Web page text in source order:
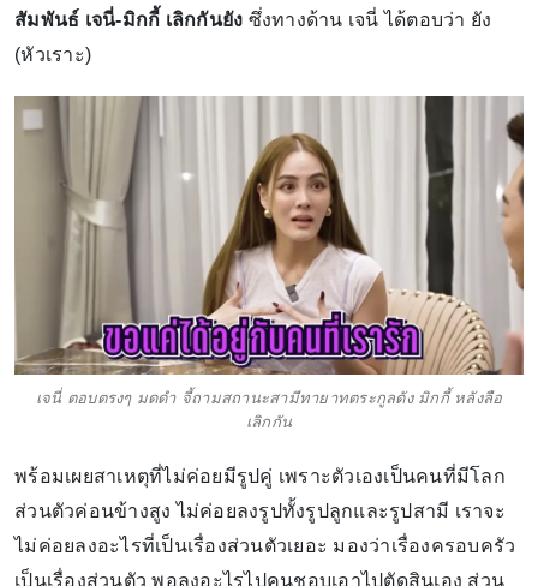
สัมพันธ์ เจนี่-มิกกี้ เลิกกันยัง ซึ่งทางด้าน เจนี่ ได้ตอบว่า ยัง
(หัวเราะ)
เจนี่ ตอบตรงๆ มดดำ จี้ถามสถานะสามีทายาทตระกูลดัง มิกกี้ หลังลือ
เลิกกัน
พร้อมเผยสาเหตุที่ไม่ค่อยมีรูปคู่ เพราะตัวเองเป็นคนที่มีโลก
ส่วนตัวค่อนข้างสูง ไม่ค่อยลงรูปทั้งรูปลูกและรูปสามี เราจะ
ไม่ค่อยลงอะไรที่เป็นเรื่องส่วนตัวเยอะ มองว่าเรื่องครอบครัว
เป็นเรื่องส่วนตัว พอลงอะไรไปคนชอบเอาไปตัดสินเอง ส่วน